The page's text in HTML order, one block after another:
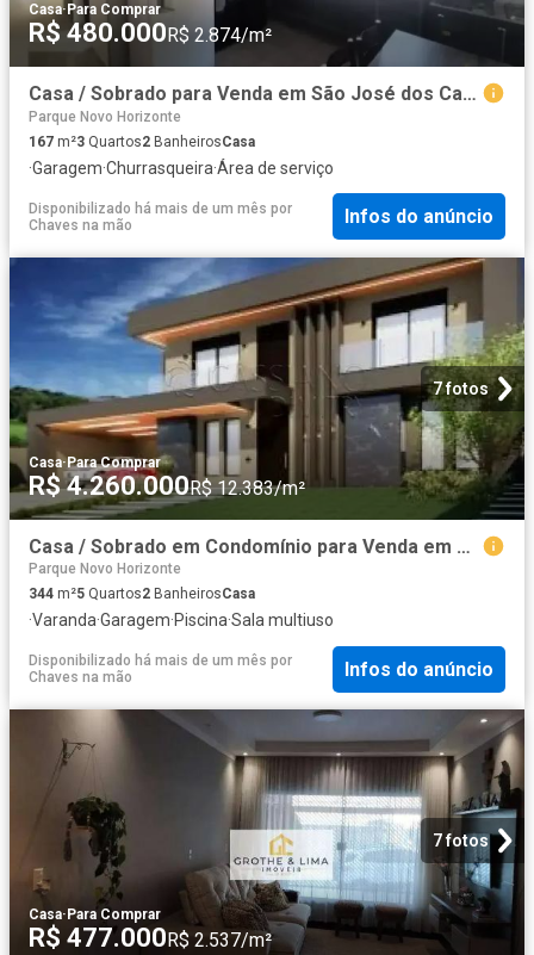
Casa· Para Comprar
R$ 480.000R$ 2.874/m²
Casa / Sobrado para Venda em São José dos Campos/SP Jardim Pararangaba 3 Quartos
Parque Novo Horizonte
167 m²3 Quartos2 BanheirosCasa
·Garagem·Churrasqueira·Área de serviço
Disponibilizado há mais de um mês por
Chaves na mão
Infos do anúncio
7 fotos
Casa·Para Comprar
R$ 4.260.000R$ 12.383/m²
Casa / Sobrado em Condomínio para Venda em São José dos Campos/SP Condomínio Residencial Colinas do Paratehy 5 Quartos
Parque Novo Horizonte
344 m²5 Quartos2 BanheirosCasa
·Varanda·Garagem·Piscina·Sala multiuso
Disponibilizado há mais de um mês por
Chaves na mão
Infos do anúncio
7 fotos
Casa· Para Comprar
R$ 477.000 R$ 2.537/m²